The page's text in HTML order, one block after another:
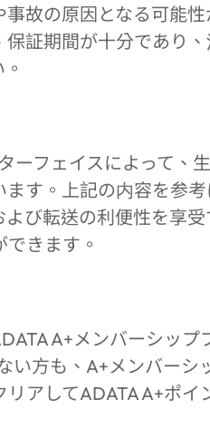
故の原因となる可能
証期間が十分であり
ーフェイスによって、
す。上記の内容を参考
び転送の利便性を享
きます。
A+メンバーシップ
い方も、A+メンバーシ
アしてADATA A+ポ